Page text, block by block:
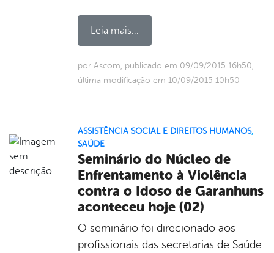
Leia mais...
por Ascom, publicado em 09/09/2015 16h50,
última modificação em 10/09/2015 10h50
ASSISTÊNCIA SOCIAL E DIREITOS HUMANOS,
SAÚDE
Seminário do Núcleo de
Enfrentamento à Violência
contra o Idoso de Garanhuns
aconteceu hoje (02)
O seminário foi direcionado aos
profissionais das secretarias de Saúde